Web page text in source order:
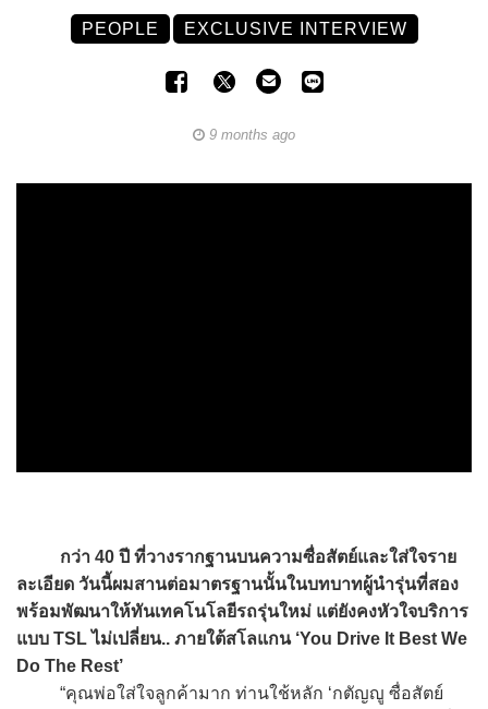
PEOPLE EXCLUSIVE INTERVIEW
9 months ago
กว่า 40 ปี ที่วางรากฐานบนความซื่อสัตย์และใส่ใจราย
ละเอียด วันนี้ผมสานต่อมาตรฐานนั้นในบทบาทผู้นำรุ่นที่สอง
พร้อมพัฒนาให้ทันเทคโนโลยีรถรุ่นใหม่ แต่ยังคงหัวใจบริการ
แบบ TSL ไม่เปลี่ยน.. ภายใต้สโลแกน ‘You Drive It Best We
Do The Rest’
“คุณพ่อใส่ใจลูกค้ามาก ท่านใช้หลัก ‘กตัญญู ซื่อสัตย์